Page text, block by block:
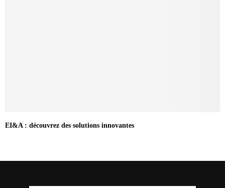
EI&A : découvrez des solutions innovantes